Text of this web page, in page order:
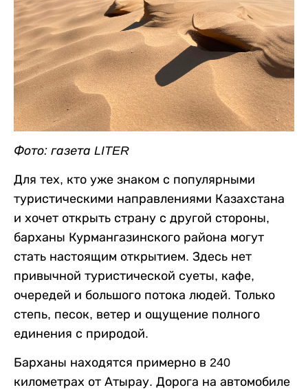
Фото: газета LITER
Для тех, кто уже знаком с популярными
туристическими направлениями Казахстана
и хочет открыть страну с другой стороны,
барханы Курмангазинского района могут
стать настоящим открытием. Здесь нет
привычной туристической суеты, кафе,
очередей и большого потока людей. Только
степь, песок, ветер и ощущение полного
единения с природой.
Барханы находятся примерно в 240
километрах от Атырау. Дорога на автомобиле